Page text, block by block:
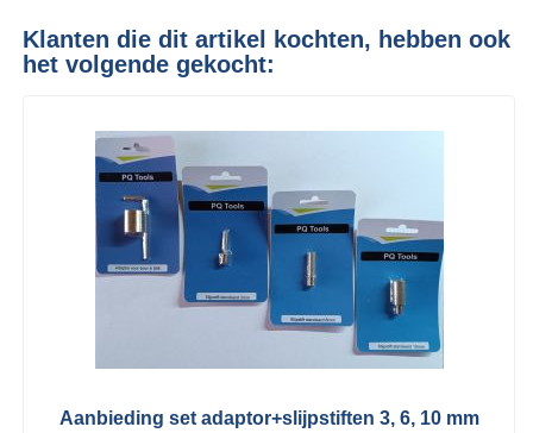
Klanten die dit artikel kochten, hebben ook
het volgende gekocht:
Aanbieding set adaptor+slijpstiften 3, 6, 10 mm